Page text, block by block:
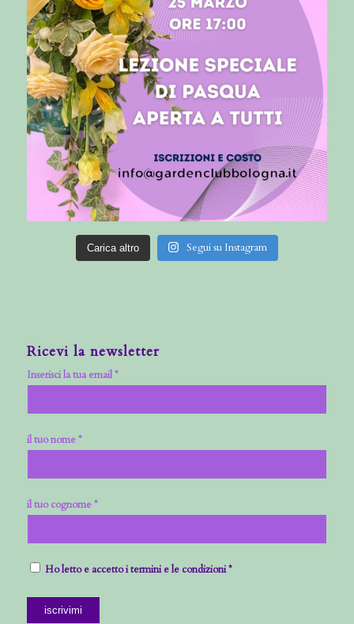
Carica altro Segui su Instagram
Ricevi la newsletter
Inserisci la tua email *
il tuo nome *
il tuo cognome *
Ho letto e accetto i termini e le condizioni *